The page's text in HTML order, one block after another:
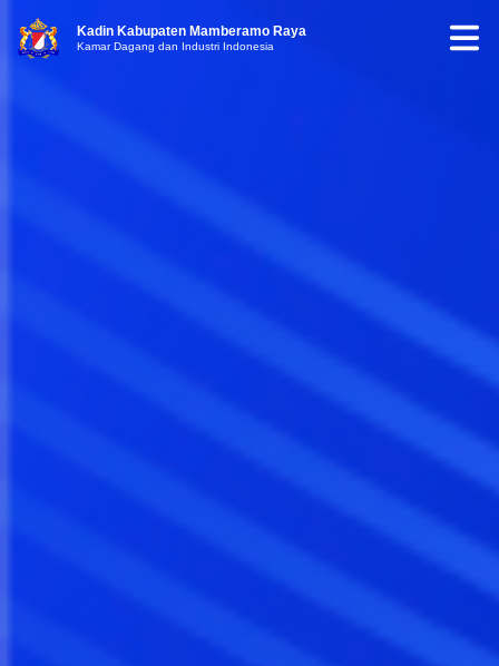
Kadin Kabupaten Mamberamo Raya
Kamar Dagang dan Industri Indonesia